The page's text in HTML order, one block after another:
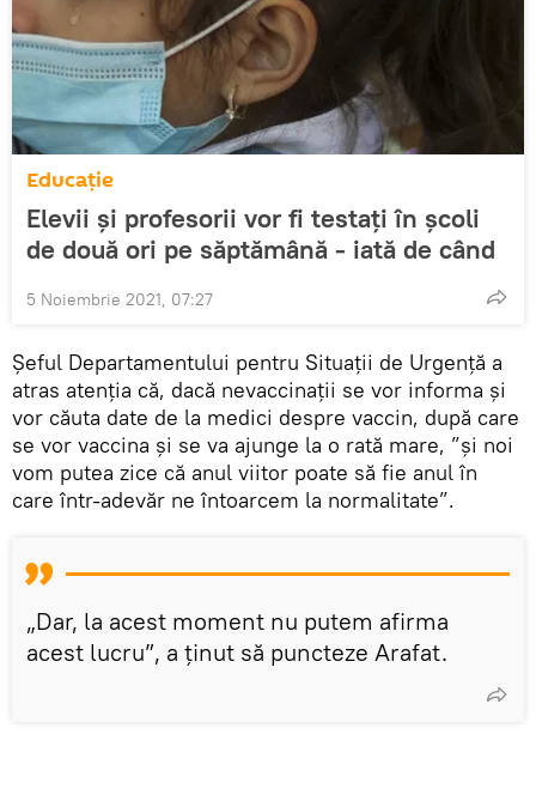
Educație
Elevii și profesorii vor fi testați în școli
de două ori pe săptămână - iată de când
5 Noiembrie 2021, 07:27
Șeful Departamentului pentru Situații de Urgență a
atras atenția că, dacă nevaccinații se vor informa și
vor căuta date de la medici despre vaccin, după care
se vor vaccina și se va ajunge la o rată mare, ”și noi
vom putea zice că anul viitor poate să fie anul în
care într-adevăr ne întoarcem la normalitate”.
„Dar, la acest moment nu putem afirma
acest lucru”, a ținut să puncteze Arafat.